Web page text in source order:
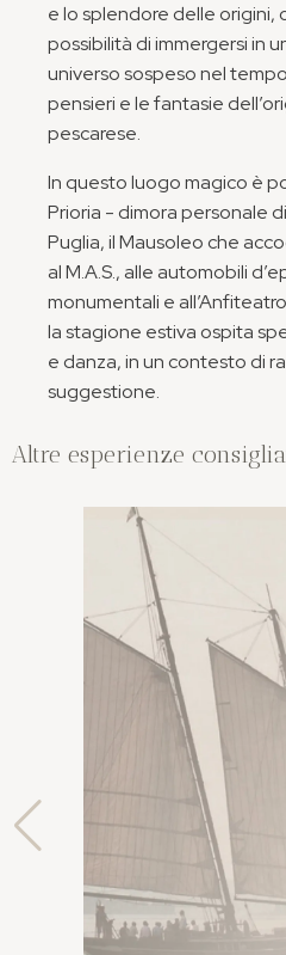
e lo splendore delle origini,
possibilità di immergersi in
universo sospeso nel
pensieri e le fantasie
pescarese.
In questo luogo magico è
Prioria - dimora personale
Puglia, il Mausoleo che
al M.A.S., alle automobili
monumentali e
la stagione estiva ospita
e danza, in un contesto di
suggestione.
Altre esperienze